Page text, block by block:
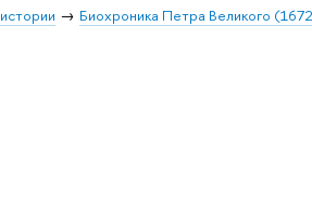
Биохроника Петра Великого